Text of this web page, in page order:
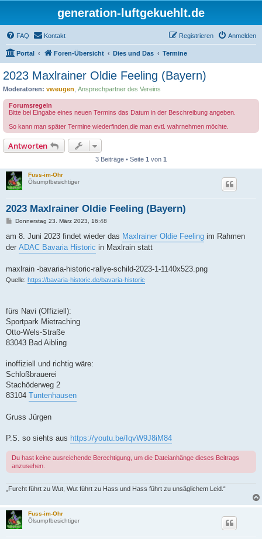
generation-luftgekuehlt.de
FAQ Kontakt Anmelden
Registrieren
Portal Foren-Übersicht Dies und Das Termine
2023 Maxlrainer Oldie Feeling (Bayern)
Moderatoren: vweugen Ansprechpartner des Vereins
Forumsregeln
Bitte bei Eingabe eines neuen Termins das Datum in der Beschreibung angeben.
So kann man später Termine wiederfinden,die man evtl. wahrnehmen möchte.
Antworten
3 Beiträge • Seite 1 von 1
Fuss-im-Ohr
Ölsumpfbesichtiger
2023 Maxlrainer Oldie Feeling (Bayern)
B
i
r
Donnerstag 23. März 2023, 16:48
am 8. Juni 2023 findet wieder das Maxlrainer Oldie Feeling im Rahmen
der ADAC Bavaria Historic in Maxlrain statt
maxlrain -bavaria-historic-rallye-schild-2023-1-1140x523.png
Quelle: https://bavaria-historic.de/bavaria-historic
fürs Navi (Offiziell):
Sportpark Mietraching
Otto-Wels-Straße
83043 Bad Aibling
inoffiziell und richtig wäre:
Schloßbrauerei
Stachöderweg 2
83104 Tuntenhausen
Gruss Jürgen
P.S. so siehts aus https://youtu.be/IqvW9J8iM84
Du hast keine ausreichende Berechtigung, um die Dateianhänge dieses Beitrags
anzusehen.
„Furcht führt zu Wut, Wut führt zu Hass und Hass führt zu unsäglichem Leid.“
Fuss-im-Ohr
Ölsumpfbesichtiger